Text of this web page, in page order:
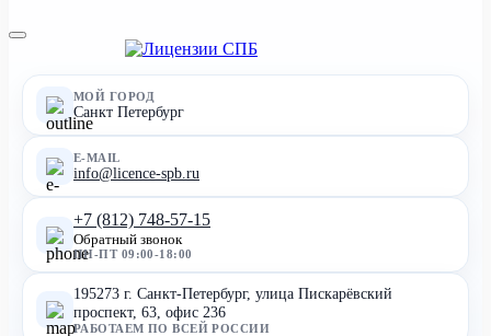
МОЙ ГОРОД
Санкт Петербург
E-MAIL
info@licence-spb.ru
+7 (812) 748-57-15
Обратный звонок
ПН-ПТ 09:00-18:00
195273 г. Санкт-Петербург, улица Пискарёвский
проспект, 63, офис 236
РАБОТАЕМ ПО ВСЕЙ РОССИИ